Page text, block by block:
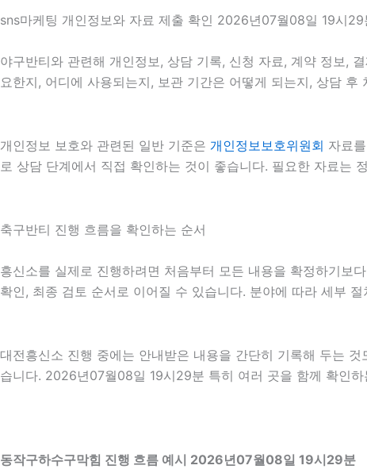
sns마케팅 개인정보와 자료 제출 확인 2026년07월08일 19시29
야구반티와 관련해 개인정보, 상담 기록, 신청 자료, 계약 정보,
요한지, 어디에 사용되는지, 보관 기간은 어떻게 되는지, 상담
개인정보 보호와 관련된 일반 기준은 개인정보보호위원회 자료
로 상담 단계에서 직접 확인하는 것이 좋습니다. 필요한 자료는
축구반티 진행 흐름을 확인하는 순서
흥신소를 실제로 진행하려면 처음부터 모든 내용을 확정하기
확인, 최종 검토 순서로 이어질 수 있습니다. 분야에 따라 세부
대전흥신소 진행 중에는 안내받은 내용을 간단히 기록해 두는
습니다. 2026년07월08일 19시29분 특히 여러 곳을 함께 확인
동작구하수구막힘 진행 흐름 예시 2026년07월08일 19시29분